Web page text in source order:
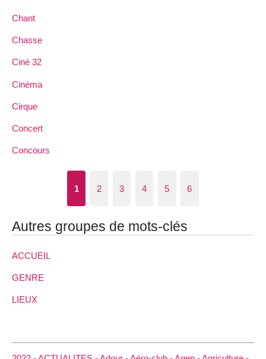
Chant
Chasse
Ciné 32
Cinéma
Cirque
Concert
Concours
1 2 3 4 5 6
Autres groupes de mots-clés
ACCUEIL
GENRE
LIEUX